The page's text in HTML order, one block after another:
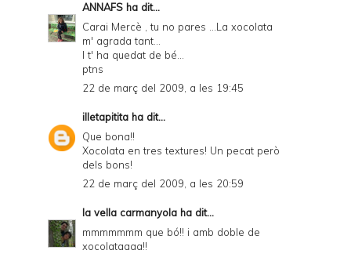
ANNAFS ha dit...
Carai Mercè , tu no pares ...La xocolata
m' agrada tant...
I t' ha quedat de bé...
ptns
22 de març del 2009, a les 19:45
illetapitita ha dit...
Que bona!!
Xocolata en tres textures! Un pecat però
dels bons!
22 de març del 2009, a les 20:59
la vella carmanyola ha dit...
mmmmmmm que bó!! i amb doble de
xocolataaaa!!